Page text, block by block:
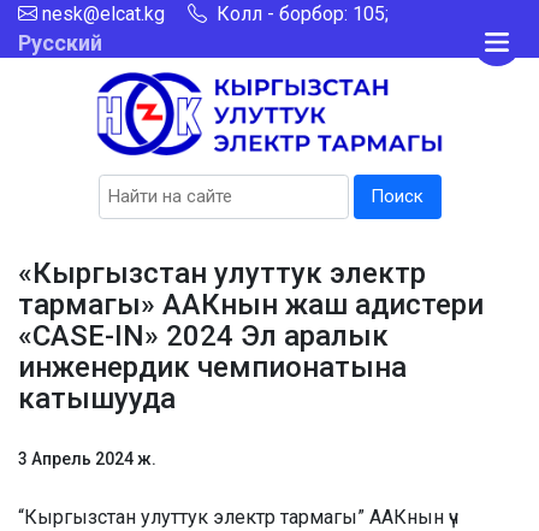
nesk@elcat.kg Колл - борбор: 105;
Русский
Поиск
«Кыргызстан улуттук электр
тармагы» ААКнын жаш адистери
«CASE-IN» 2024 Эл аралык
инженердик чемпионатына
катышууда
3 Апрель 2024 ж.
“Кыргызстан улуттук электр тармагы” ААКнын үч